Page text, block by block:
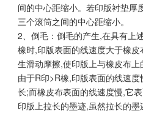
间的中心距缩小。若印版衬垫厚
三个滚筒之间的中心距缩小。
2、倒毛：倒毛的产生,在具有上
橡时,印版表面的线速度大于橡
生滑动摩擦,使印版上与橡皮布上
由于R印>R橡,印版表面的线速
长;而橡皮布表面的线速度慢,它
印版上拉长的墨迹,虽然拉长的墨